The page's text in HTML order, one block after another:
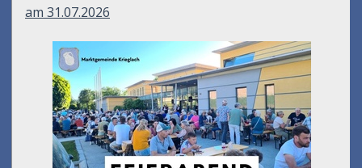
am 31.07.2026